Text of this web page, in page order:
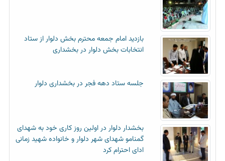
بازدید امام جمعه محترم بخش دلوار از ستاد
انتخابات بخش دلوار در بخشداری
جلسه ستاد دهه فجر در بخشداری دلوار
بخشدار دلوار در اولین روز کاری خود به شهدای
گمنامو شهدای شهر دلوار و خانواده شهید زمانی
ادای احترام کرد